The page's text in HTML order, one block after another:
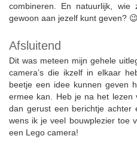
combineren. En natuurlijk,
gewoon aan jezelf kunt geven? 😉
Afsluitend
Dit was meteen mijn gehele
camera’s die ikzelf in elkaar
beetje een idee kunnen geven
ermee kan. Heb je na het lezen
dan gerust een berichtje
wens ik je veel bouwplezier toe
een Lego camera!